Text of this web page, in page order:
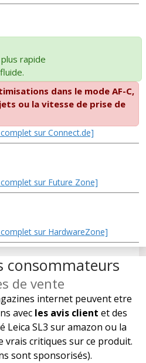
rapide
dans le mode AF-C,
ou la vitesse de prise de
sur Connect.de]
sur Future Zone]
sur HardwareZone]
consommateurs
de vente
internet peuvent etre
avec les avis client et des
SL3 sur amazon ou la
vrais critiques sur ce produit.
sont sponsorisés).